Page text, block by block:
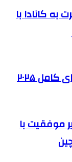
به کانادا با
۲۰۲۵
موفقیت با